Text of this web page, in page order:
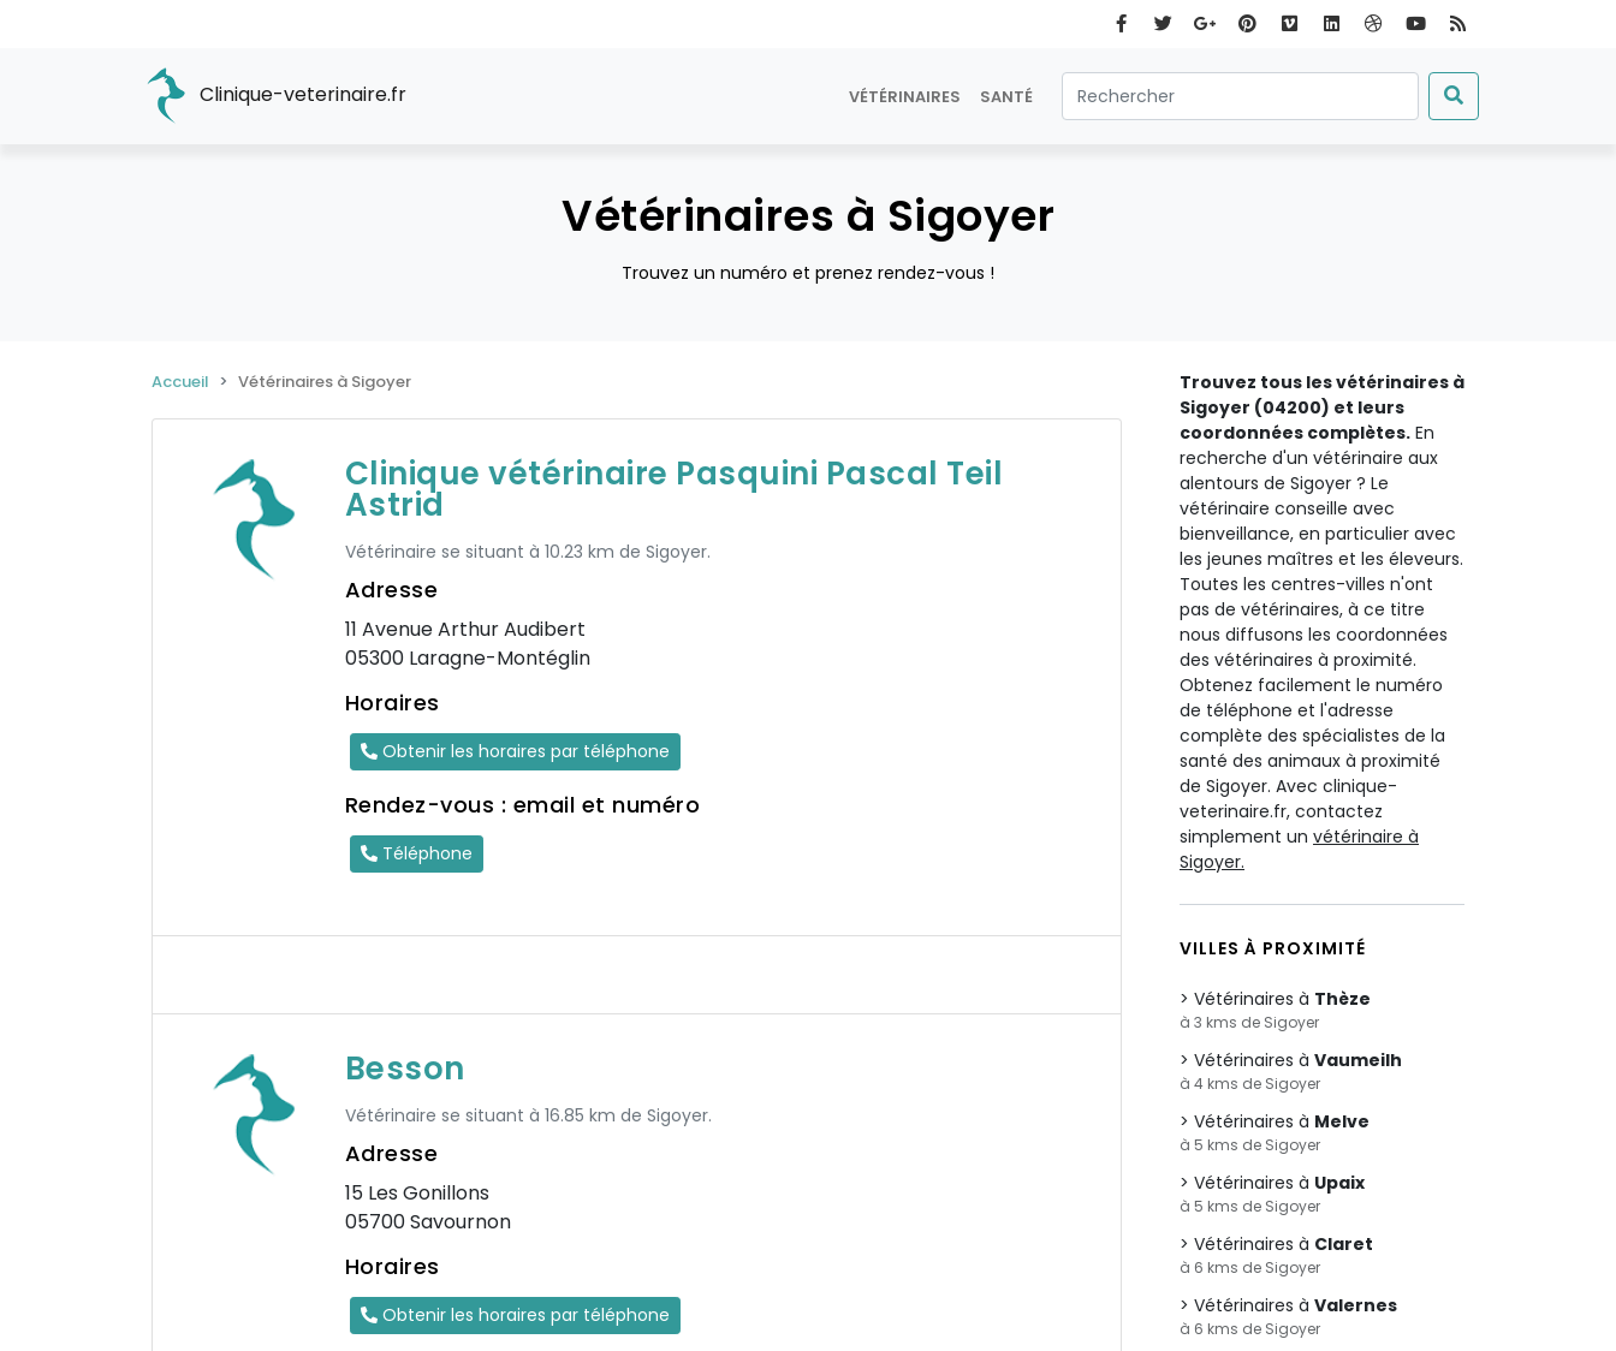
Clinique-veterinaire.fr VÉTÉRINAIRES SANTÉ
Vétérinaires à Sigoyer
Trouvez un numéro et prenez rendez-vous !
Accueil Vétérinaires à Sigoyer
Clinique vétérinaire Pasquini Pascal Teil
Astrid
Vétérinaire se situant à 10.23 km de Sigoyer.
Adresse
11 Avenue Arthur Audibert
05300 Laragne-Montéglin
Horaires
Obtenir les horaires par téléphone
Rendez-vous : email et numéro
Téléphone
Besson
Vétérinaire se situant à 16.85 km de Sigoyer.
Adresse
15 Les Gonillons
05700 Savournon
Horaires
Obtenir les horaires par téléphone
Trouvez tous les vétérinaires à
Sigoyer (04200) et leurs
coordonnées complètes. En
recherche d'un vétérinaire aux
alentours de Sigoyer ? Le
vétérinaire conseille avec
bienveillance, en particulier avec
les jeunes maîtres et les éleveurs.
Toutes les centres-villes n'ont
pas de vétérinaires, à ce titre
nous diffusons les coordonnées
des vétérinaires à proximité.
Obtenez facilement le numéro
de téléphone et l'adresse
complète des spécialistes de la
santé des animaux à proximité
de Sigoyer. Avec clinique-
veterinaire.fr, contactez
simplement un vétérinaire à
Sigoyer.
VILLES À PROXIMITÉ
Vétérinaires à Thèze
à 3 kms de Sigoyer
Vétérinaires à Vaumeilh
à 4 kms de Sigoyer
Vétérinaires à Melve
à 5 kms de Sigoyer
Vétérinaires à Upaix
à 5 kms de Sigoyer
Vétérinaires à Claret
à 6 kms de Sigoyer
Vétérinaires à Valernes
à 6 kms de Sigoyer